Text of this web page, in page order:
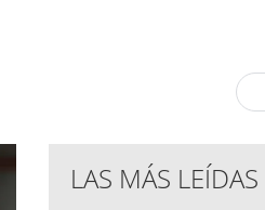
LAS MÁS LEÍDAS